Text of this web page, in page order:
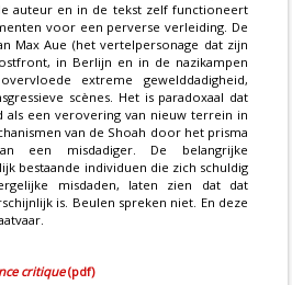
auteur en in de tekst zelf functioneert
voor een perverse verleiding. De
Max Aue (het vertelpersonage dat zijn
in Berlijn en in de nazikampen
extreme gewelddadigheid,
scènes. Het is paradoxaal dat
een verovering van nieuw terrein in
van de Shoah door het prisma
een misdadiger. De belangrijke
bestaande individuen die zich schuldig
misdaden, laten zien dat dat
is. Beulen spreken niet. En deze
critique(pdf)